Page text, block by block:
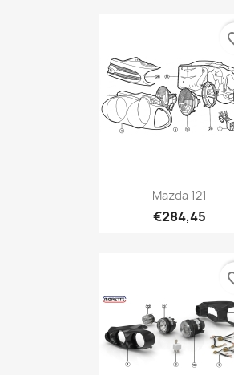
Mazda 121
€284,45